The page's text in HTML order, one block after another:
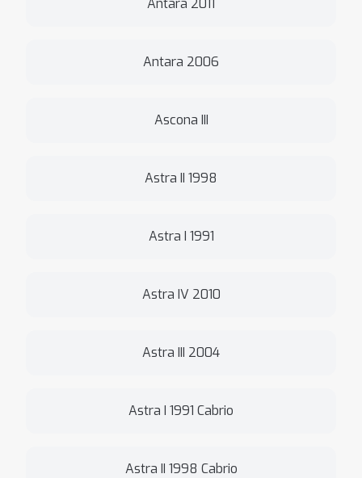
Antara 2011
Antara 2006
Ascona III
Astra II 1998
Astra I 1991
Astra IV 2010
Astra III 2004
Astra I 1991 Cabrio
Astra II 1998 Cabrio